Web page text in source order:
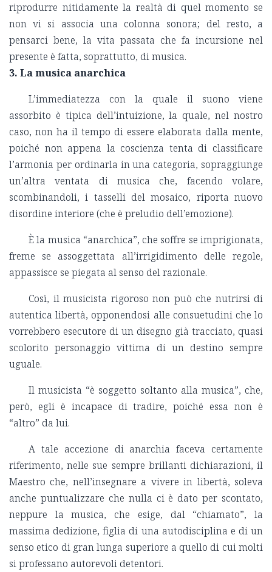
riprodurre nitidamente la realtà di quel momento se
non vi si associa una colonna sonora; del resto, a
pensarci bene, la vita passata che fa incursione nel
presente è fatta, soprattutto, di musica.
3. La musica anarchica
L’immediatezza con la quale il suono viene
assorbito è tipica dell’intuizione, la quale, nel nostro
caso, non ha il tempo di essere elaborata dalla mente,
poiché non appena la coscienza tenta di classificare
l’armonia per ordinarla in una categoria, sopraggiunge
un’altra ventata di musica che, facendo volare,
scombinandoli, i tasselli del mosaico, riporta nuovo
disordine interiore (che è preludio dell’emozione).
È la musica “anarchica”, che soffre se imprigionata,
freme se assoggettata all’irrigidimento delle regole,
appassisce se piegata al senso del razionale.
Così, il musicista rigoroso non può che nutrirsi di
autentica libertà, opponendosi alle consuetudini che lo
vorrebbero esecutore di un disegno già tracciato, quasi
scolorito personaggio vittima di un destino sempre
uguale.
Il musicista “è soggetto soltanto alla musica”, che,
però, egli è incapace di tradire, poiché essa non è
“altro” da lui.
A tale accezione di anarchia faceva certamente
riferimento, nelle sue sempre brillanti dichiarazioni, il
Maestro che, nell’insegnare a vivere in libertà, soleva
anche puntualizzare che nulla ci è dato per scontato,
neppure la musica, che esige, dal “chiamato”, la
massima dedizione, figlia di una autodisciplina e di un
senso etico di gran lunga superiore a quello di cui molti
si professano autorevoli detentori.